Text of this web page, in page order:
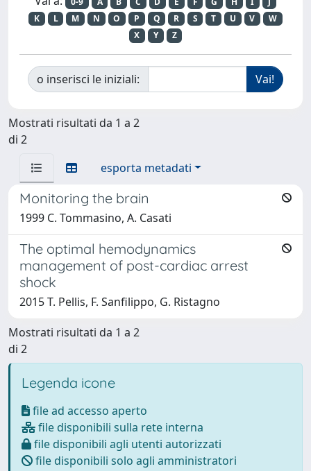
K
L M N O P Q R S T U V
W
X
Y Z
o inserisci le iniziali:
Mostrati risultati da 1 a 2
di 2
esporta metadati
Monitoring the brain
1999 C. Tommasino, A. Casati
The optimal hemodynamics
management of post-cardiac arrest
shock
2015 T. Pellis, F. Sanfilippo, G. Ristagno
Mostrati risultati da 1 a 2
di 2
Legenda icone
file ad accesso aperto
file disponibili sulla rete interna
file disponibili agli utenti autorizzati
file disponibili solo agli amministratori